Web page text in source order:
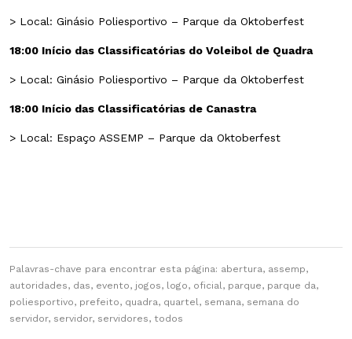
> Local: Ginásio Poliesportivo – Parque da Oktoberfest
18:00 Início das Classificatórias do Voleibol de Quadra
> Local: Ginásio Poliesportivo – Parque da Oktoberfest
18:00 Início das Classificatórias de Canastra
> Local: Espaço ASSEMP – Parque da Oktoberfest
Palavras-chave para encontrar esta página: abertura, assemp,
autoridades, das, evento, jogos, logo, oficial, parque, parque da,
poliesportivo, prefeito, quadra, quartel, semana, semana do
servidor, servidor, servidores, todos